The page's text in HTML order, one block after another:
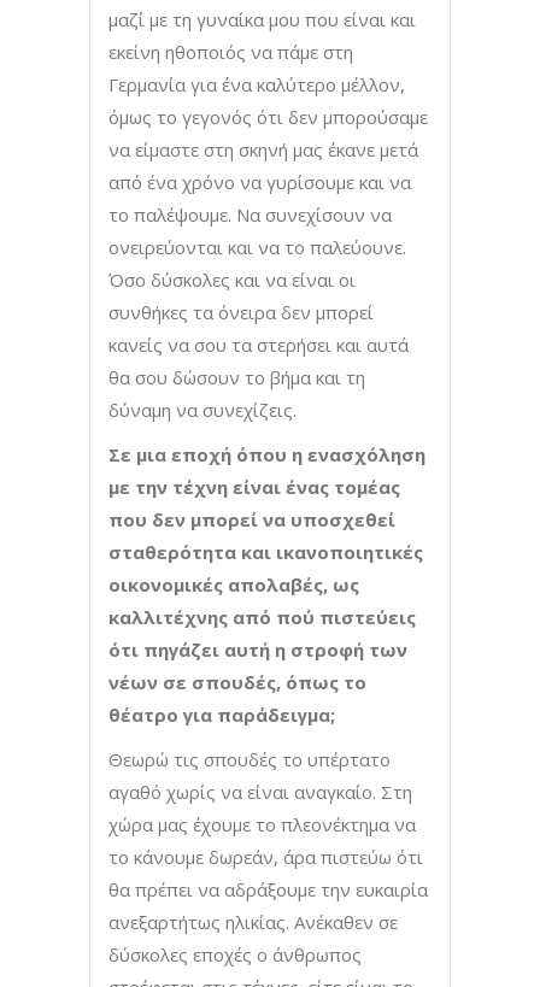
μαζί με τη γυναίκα μου που είναι και
εκείνη ηθοποιός να πάμε στη
Γερμανία για ένα καλύτερο μέλλον,
όμως το γεγονός ότι δεν μπορούσαμε
να είμαστε στη σκηνή μας έκανε μετά
από ένα χρόνο να γυρίσουμε και να
το παλέψουμε. Να συνεχίσουν να
ονειρεύονται και να το παλεύουνε.
Όσο δύσκολες και να είναι οι
συνθήκες τα όνειρα δεν μπορεί
κανείς να σου τα στερήσει και αυτά
θα σου δώσουν το βήμα και τη
δύναμη να συνεχίζεις.
Σε μια εποχή όπου η ενασχόληση
με την τέχνη είναι ένας τομέας
που δεν μπορεί να υποσχεθεί
σταθερότητα και ικανοποιητικές
οικονομικές απολαβές, ως
καλλιτέχνης από πού πιστεύεις
ότι πηγάζει αυτή η στροφή των
νέων σε σπουδές, όπως το
θέατρο για παράδειγμα;
Θεωρώ τις σπουδές το υπέρτατο
αγαθό χωρίς να είναι αναγκαίο. Στη
χώρα μας έχουμε το πλεονέκτημα να
το κάνουμε δωρεάν, άρα πιστεύω ότι
θα πρέπει να αδράξουμε την ευκαιρία
ανεξαρτήτως ηλικίας. Ανέκαθεν σε
δύσκολες εποχές ο άνθρωπος